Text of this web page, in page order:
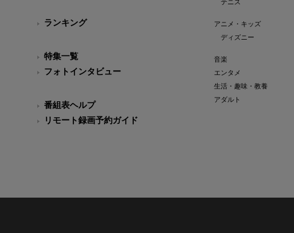
ランキング
特集一覧
フォトインタビュー
番組表ヘルプ
リモート録画予約ガイド
テニス
アニメ・キッズ
ディズニー
音楽
エンタメ
生活・趣味・教養
アダルト